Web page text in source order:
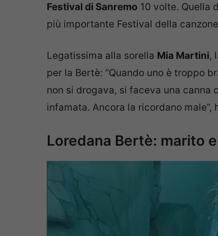
Festival di Sanremo 10 volte. Quella
più importante Festival della
Legatissima alla sorella Mia Martini,
per la Bertè: “Quando uno è troppo
non si drogava, si faceva una canna
infamata. Ancora la ricordano
Loredana Bertè: marito